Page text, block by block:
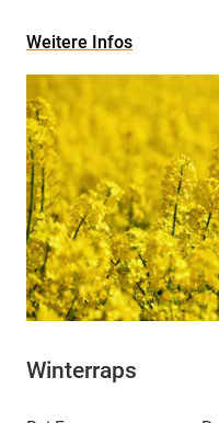
Weitere Infos
Winterraps